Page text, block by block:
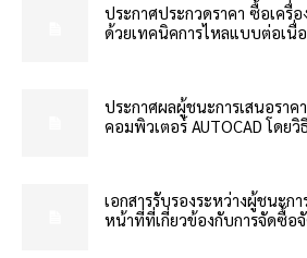
ประกาศประกวดราคา ซื้อเครื่
ด้วยเทคนิคการไหลแบบต่อเนื่
ประกาศผลผู้ชนะการเสนอราค
คอมพิวเตอร์ AUTOCAD โดยวิ
เอกสารรับรองระหว่างผู้ชนะกา
หน้าที่ที่เกี่ยวข้องกับการจัดซื้อจั